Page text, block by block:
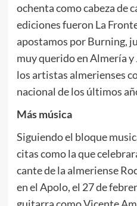
ochenta como cabeza de
ediciones fueron La
apostamos por Burning,
muy querido en Almería y
los artistas almerienses
nacional de los últimos
Más música
Siguiendo el bloque
citas como la que
cante de la almeriense
en el Apolo, el 27 de